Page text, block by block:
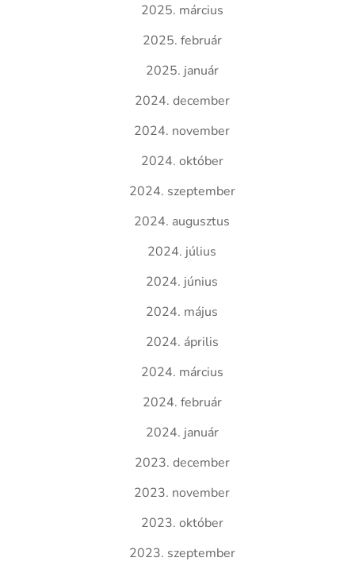
2025. március
2025. február
2025. január
2024. december
2024. november
2024. október
2024. szeptember
2024. augusztus
2024. július
2024. június
2024. május
2024. április
2024. március
2024. február
2024. január
2023. december
2023. november
2023. október
2023. szeptember